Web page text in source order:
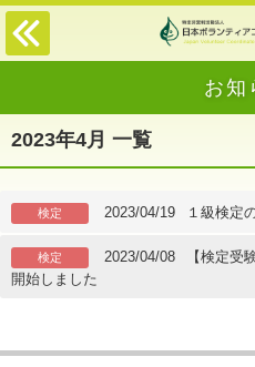
お知
2023年4月 一覧
検定 2023/04/19 １級検定
検定 2023/04/08
【検定受
開始しました